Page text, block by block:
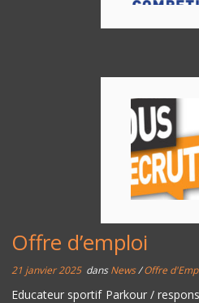
Offre d’emploi
21 janvier 2025dansNews/Offre
Educateur sportif Parkour /